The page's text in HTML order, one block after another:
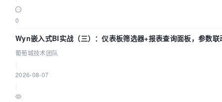
0
Wyn嵌入式BI实战（三）：仪表板筛选器+报表查询面板，参数联
葡萄城技术团队
2026-08-07